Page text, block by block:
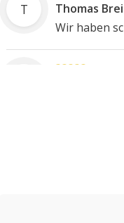
T
Thomas
Wir haben